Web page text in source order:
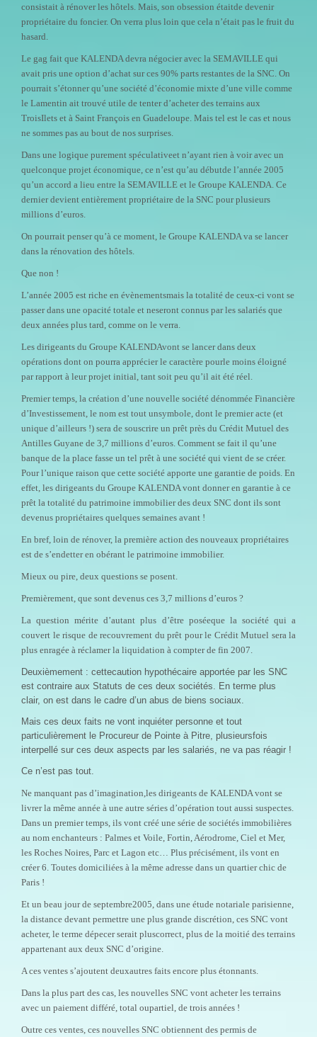
consistait à rénover les hôtels. Mais, son obsession étaitde devenir
propriétaire du foncier. On verra plus loin que cela n’était pas le fruit du
hasard.
Le gag fait que KALENDA devra négocier avec la SEMAVILLE qui
avait pris une option d’achat sur ces 90% parts restantes de la SNC. On
pourrait s’étonner qu’une société d’économie mixte d’une ville comme
le Lamentin ait trouvé utile de tenter d’acheter des terrains aux
TroisIlets et à Saint François en Guadeloupe. Mais tel est le cas et nous
ne sommes pas au bout de nos surprises.
Dans une logique purement spéculativeet n’ayant rien à voir avec un
quelconque projet économique, ce n’est qu’au débutde l’année 2005
qu’un accord a lieu entre la SEMAVILLE et le Groupe KALENDA. Ce
dernier devient entièrement propriétaire de la SNC pour plusieurs
millions d’euros.
On pourrait penser qu’à ce moment, le Groupe KALENDA va se lancer
dans la rénovation des hôtels.
Que non !
L’année 2005 est riche en évènementsmais la totalité de ceux-ci vont se
passer dans une opacité totale et neseront connus par les salariés que
deux années plus tard, comme on le verra.
Les dirigeants du Groupe KALENDAvont se lancer dans deux
opérations dont on pourra apprécier le caractère pourle moins éloigné
par rapport à leur projet initial, tant soit peu qu’il ait été réel.
Premier temps, la création d’une nouvelle société dénommée Financière
d’Investissement, le nom est tout unsymbole, dont le premier acte (et
unique d’ailleurs !) sera de souscrire un prêt près du Crédit Mutuel des
Antilles Guyane de 3,7 millions d’euros. Comment se fait il qu’une
banque de la place fasse un tel prêt à une société qui vient de se créer.
Pour l’unique raison que cette société apporte une garantie de poids. En
effet, les dirigeants du Groupe KALENDA vont donner en garantie à ce
prêt la totalité du patrimoine immobilier des deux SNC dont ils sont
devenus propriétaires quelques semaines avant !
En bref, loin de rénover, la première action des nouveaux propriétaires
est de s’endetter en obérant le patrimoine immobilier.
Mieux ou pire, deux questions se posent.
Premièrement, que sont devenus ces 3,7 millions d’euros ?
La question mérite d’autant plus d’être poséeque la société qui a
couvert le risque de recouvrement du prêt pour le Crédit Mutuel sera la
plus enragée à réclamer la liquidation à compter de fin 2007.
Deuxièmement : cettecaution hypothécaire apportée par les SNC
est contraire aux Statuts de ces deux sociétés. En terme plus
clair, on est dans le cadre d’un abus de biens sociaux.
Mais ces deux faits ne vont inquiéter personne et tout
particulièrement le Procureur de Pointe à Pitre, plusieursfois
interpellé sur ces deux aspects par les salariés, ne va pas réagir !
Ce n’est pas tout.
Ne manquant pas d’imagination,les dirigeants de KALENDA vont se
livrer la même année à une autre séries d’opération tout aussi suspectes.
Dans un premier temps, ils vont créé une série de sociétés immobilières
au nom enchanteurs : Palmes et Voile, Fortin, Aérodrome, Ciel et Mer,
les Roches Noires, Parc et Lagon etc… Plus précisément, ils vont en
créer 6. Toutes domiciliées à la même adresse dans un quartier chic de
Paris !
Et un beau jour de septembre2005, dans une étude notariale parisienne,
la distance devant permettre une plus grande discrétion, ces SNC vont
acheter, le terme dépecer serait pluscorrect, plus de la moitié des terrains
appartenant aux deux SNC d’origine.
A ces ventes s’ajoutent deuxautres faits encore plus étonnants.
Dans la plus part des cas, les nouvelles SNC vont acheter les terrains
avec un paiement différé, total oupartiel, de trois années !
Outre ces ventes, ces nouvelles SNC obtiennent des permis de